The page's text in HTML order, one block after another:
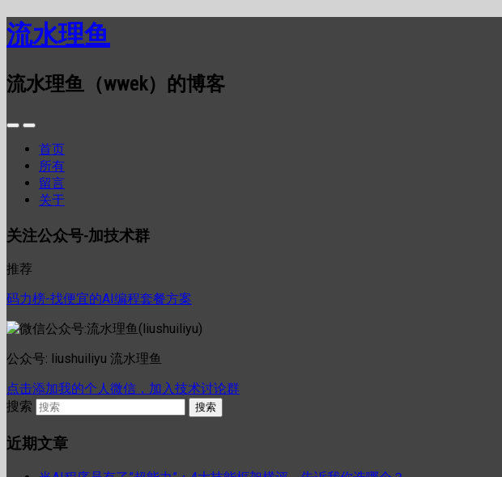
流水理鱼
流水理鱼（wwek）的博客
首页
所有
留言
关于
关注公众号-加技术群
推荐
码力榜-找便宜的AI编程套餐方案
公众号: liushuiliyu 流水理鱼
点击添加我的个人微信，加入技术讨论群
搜索
近期文章